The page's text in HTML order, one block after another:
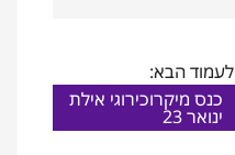
לעמוד הבא:
כנס מיקרוכירוגי אילת
ינואר 23